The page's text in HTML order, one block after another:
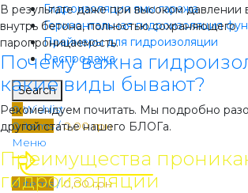
Гидроизоляция ямы гаража
Горизонтальная гидроизоляция
Праймеры для гидроизоляции
Распродажа
Search
0Wishlist
0items / 0,00грн
Меню
0 items / 0,00грн
В результате даже при высоком давлении
внутрь бетона, полностью сохраняющего
паропроницаемость.
Почему важна
какие виды бывают?
Рекомендуем почитать. Мы подробно
другой статье нашего БЛОГа.
Преимущества
гидроизоляции